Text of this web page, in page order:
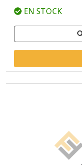
EN STOCK